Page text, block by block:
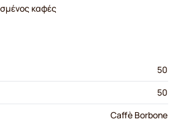
καφές
50
50
Caffè Borbone